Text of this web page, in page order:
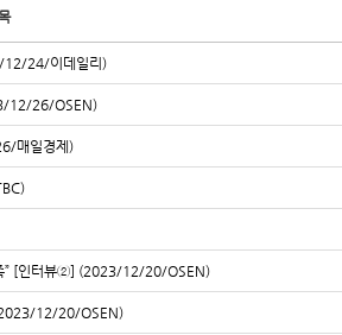
12/24/이데일리)
12/26/OSEN)
매일경제)
족” [인터뷰②] (2023/12/20/OSEN)
(2023/12/20/OSEN)